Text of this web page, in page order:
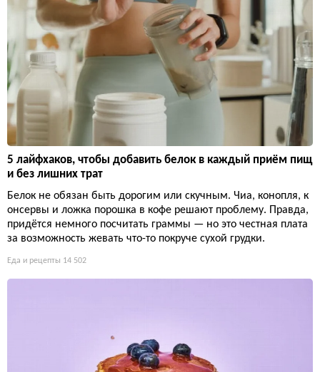
5 лайфхаков, чтобы добавить белок в каждый приём пищ
и без лишних трат
Белок не обязан быть дорогим или скучным. Чиа, конопля, к
онсервы и ложка порошка в кофе решают проблему. Правда,
придётся немного посчитать граммы — но это честная плата
за возможность жевать что-то покруче сухой грудки.
Еда и рецепты 14 502